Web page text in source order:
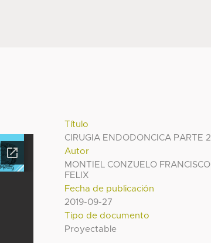
Título
CIRUGIA ENDODONCICA PARTE 2
Autor
MONTIEL CONZUELO FRANCISCO
FELIX
Fecha de publicación
2019-09-27
Tipo de documento
Proyectable